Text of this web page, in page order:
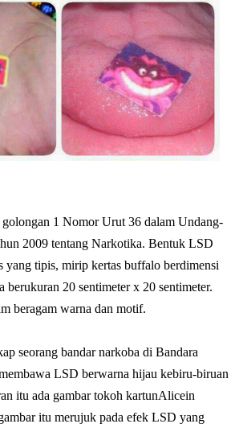
1 Nomor Urut 36 dalam Undang-
2009 tentang Narkotika. Bentuk LSD
yang tipis, mirip kertas buffalo berdimensi
berukuran 20 sentimeter x 20 sentimeter.
beragam warna dan motif.
seorang bandar narkoba di Bandara
LSD berwarna hijau kebiru-biruan
itu ada gambar tokoh kartunAlicein
itu merujuk pada efek LSD yang